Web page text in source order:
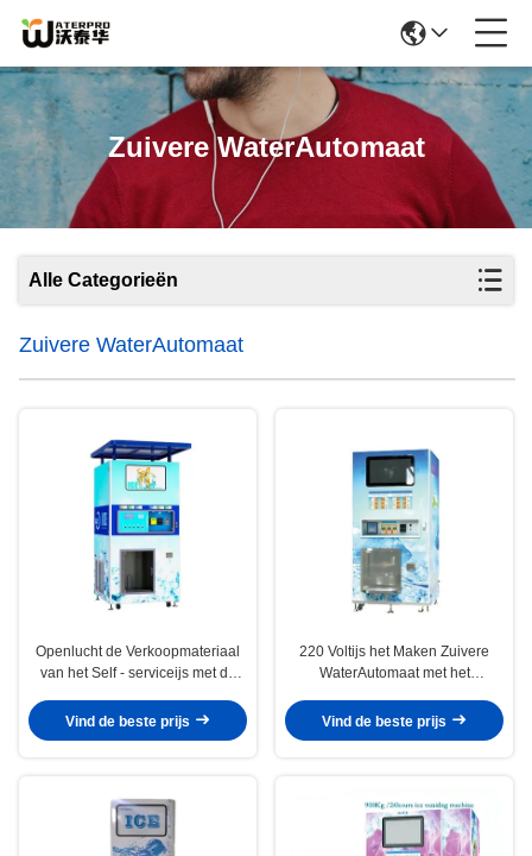
Zuivere WaterAutomaat
Alle Categorieën
Zuivere WaterAutomaat
Openlucht de Verkoopmateriaal
van het Self - serviceijs met de
Vind de beste prijs
220 Voltijs het Maken Zuivere
WaterAutomaat met het
Vind de beste prijs